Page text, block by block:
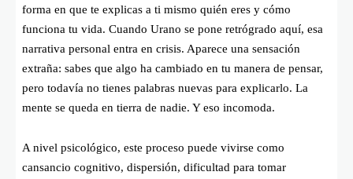
forma en que te explicas a ti mismo quién eres y cómo
funciona tu vida. Cuando Urano se pone retrógrado aquí, esa
narrativa personal entra en crisis. Aparece una sensación
extraña: sabes que algo ha cambiado en tu manera de pensar,
pero todavía no tienes palabras nuevas para explicarlo. La
mente se queda en tierra de nadie. Y eso incomoda.
A nivel psicológico, este proceso puede vivirse como
cansancio cognitivo, dispersión, dificultad para tomar